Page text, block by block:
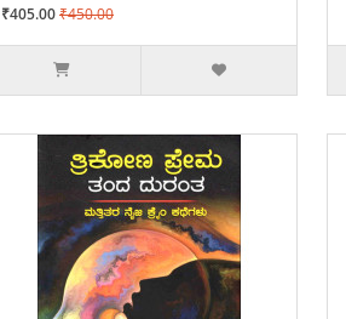
₹405.00₹450.00